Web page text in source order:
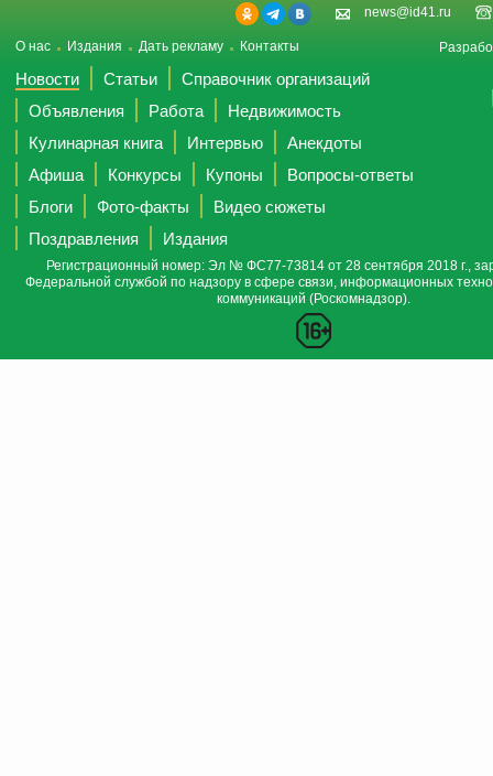
news@id41.ru
О нас Издания Дать рекламу Контакты
Новости Статьи
Справочник организаций
Объявления
Работа
Недвижимость
Кулинарная книга
Интервью
Анекдоты
Афиша
Конкурсы Купоны
Вопросы-ответы
Блоги
Фото-факты
Видео сюжеты
Поздравления
Издания
Регистрационный номер: Эл № ФС77-73814 от 28 сентября 2018 г.,
Федеральной службой по надзору в сфере связи, информационных
коммуникаций (Роскомнадзор).